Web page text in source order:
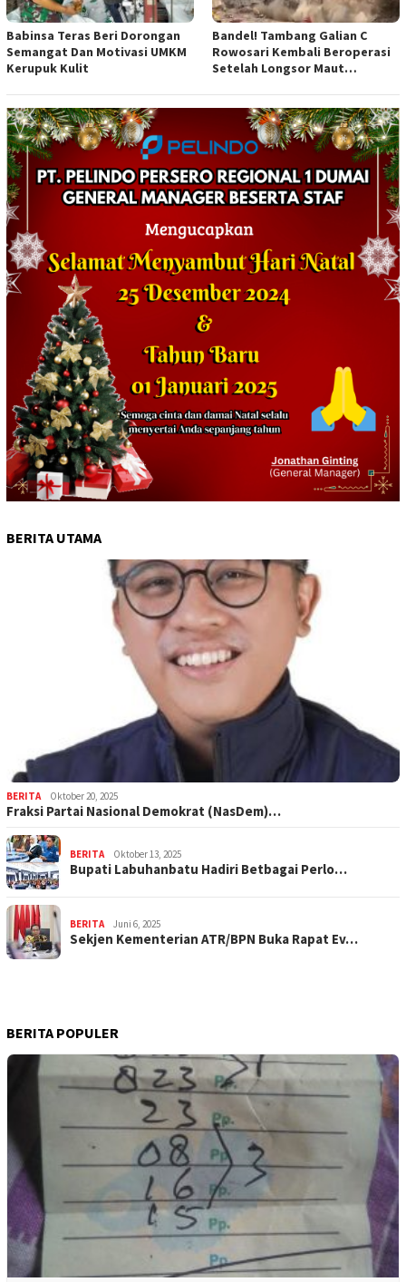
Babinsa Teras Beri Dorongan
Semangat Dan Motivasi UMKM
Kerupuk Kulit
Bandel! Tambang Galian C
Rowosari Kembali Beroperasi
Setelah Longsor Maut
BERITA UTAMA
BERITA Oktober 20, 2025
Fraksi Partai Nasional Demokrat (NasDem)…
BERITA Oktober 13, 2025
Bupati Labuhanbatu Hadiri Betbagai Perlo…
BERITA Juni 6, 2025
Sekjen Kementerian ATR/BPN Buka Rapat Ev…
BERITA POPULER